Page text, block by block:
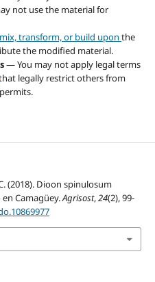
not use the material for
transform, or build upon the
the modified material.
— You may not apply legal terms
legally restrict others from
(2018). Dioon spinulosum
Camagüey.Agrisost,24(2), 99-